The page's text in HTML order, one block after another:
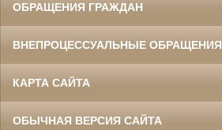
ОБРАЩЕНИЯ ГРАЖДАН
ВНЕПРОЦЕССУАЛЬНЫЕ ОБРАЩЕНИЯ
КАРТА САЙТА
ОБЫЧНАЯ ВЕРСИЯ САЙТА